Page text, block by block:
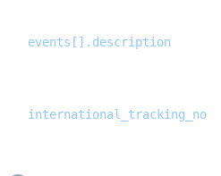
events[].description
international_tracking_no